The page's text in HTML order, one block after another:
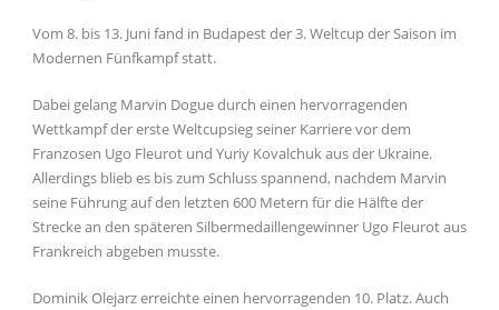
Vom 8. bis 13. Juni fand in Budapest der 3. Weltcup der Saison im
Modernen Fünfkampf statt.
Dabei gelang Marvin Dogue durch einen hervorragenden
Wettkampf der erste Weltcupsieg seiner Karriere vor dem
Franzosen Ugo Fleurot und Yuriy Kovalchuk aus der Ukraine.
Allerdings blieb es bis zum Schluss spannend, nachdem Marvin
seine Führung auf den letzten 600 Metern für die Hälfte der
Strecke an den späteren Silbermedaillengewinner Ugo Fleurot aus
Frankreich abgeben musste.
Dominik Olejarz erreichte einen hervorragenden 10. Platz. Auch